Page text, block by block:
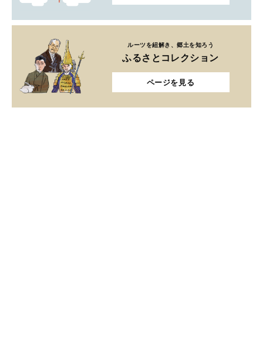
ルーツを紐解き、郷土を知ろう
ふるさとコレクション
ページを見る